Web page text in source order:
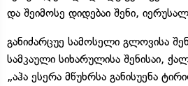
და შეიმოსე დიდებაი შენი,
განიძარცუე სამოსელი გლოვისა
სამკაული სიხარულისა შენისაი,
„აჰა ესერა მწუხრსა განისუენა